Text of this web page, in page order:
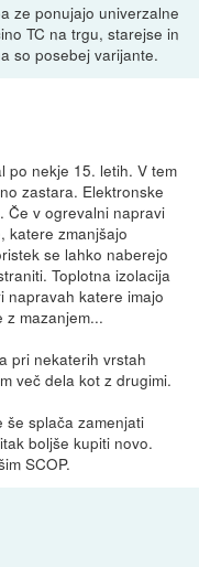
ze ponujajo univerzalne
TC na trgu, starejse in
so posebej varijante.
po nekje 15. letih. V tem
zastara. Elektronske
Če v ogrevalni napravi
katere zmanjšajo
se lahko naberejo
Toplotna izolacija
napravah katere imajo
z mazanjem...
pri nekaterih vrstah
več dela kot z drugimi.
še splača zamenjati
boljše kupiti novo.
SCOP.